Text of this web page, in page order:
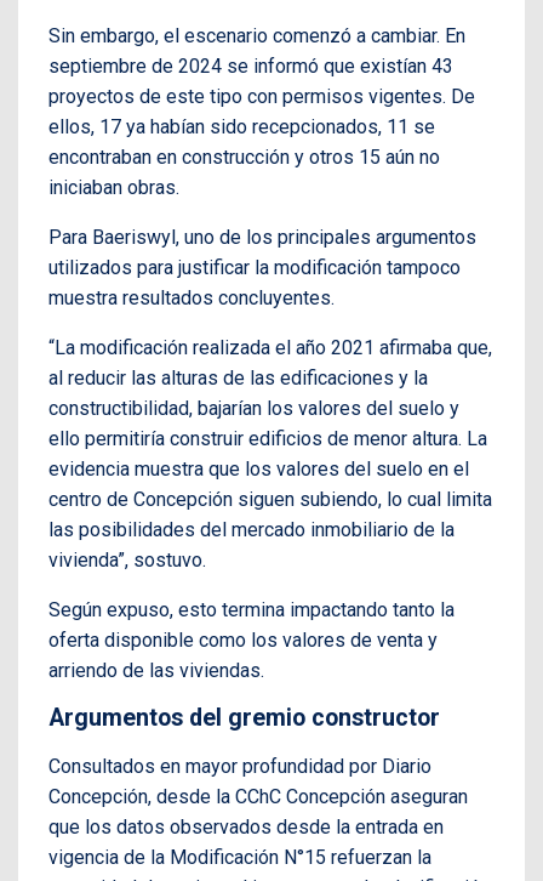
Sin embargo, el escenario comenzó a cambiar. En
septiembre de 2024 se informó que existían 43
proyectos de este tipo con permisos vigentes. De
ellos, 17 ya habían sido recepcionados, 11 se
encontraban en construcción y otros 15 aún no
iniciaban obras.
Para Baeriswyl, uno de los principales argumentos
utilizados para justificar la modificación tampoco
muestra resultados concluyentes.
“La modificación realizada el año 2021 afirmaba que,
al reducir las alturas de las edificaciones y la
constructibilidad, bajarían los valores del suelo y
ello permitiría construir edificios de menor altura. La
evidencia muestra que los valores del suelo en el
centro de Concepción siguen subiendo, lo cual limita
las posibilidades del mercado inmobiliario de la
vivienda”, sostuvo.
Según expuso, esto termina impactando tanto la
oferta disponible como los valores de venta y
arriendo de las viviendas.
Argumentos del gremio constructor
Consultados en mayor profundidad por Diario
Concepción, desde la CChC Concepción aseguran
que los datos observados desde la entrada en
vigencia de la Modificación N°15 refuerzan la